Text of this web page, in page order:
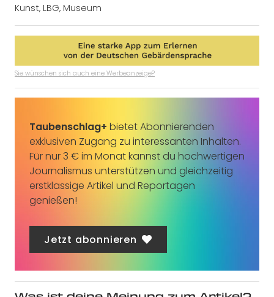
Kunst, LBG, Museum
Sie wünschen sich auch eine Werbeanzeige?
Taubenschlag+ bietet Abonnierenden
exklusiven Zugang zu interessanten Inhalten.
Für nur 3 € im Monat kannst du hochwertigen
Journalismus unterstützen und gleichzeitig
erstklassige Artikel und Reportagen
genießen!
Jetzt abonnieren